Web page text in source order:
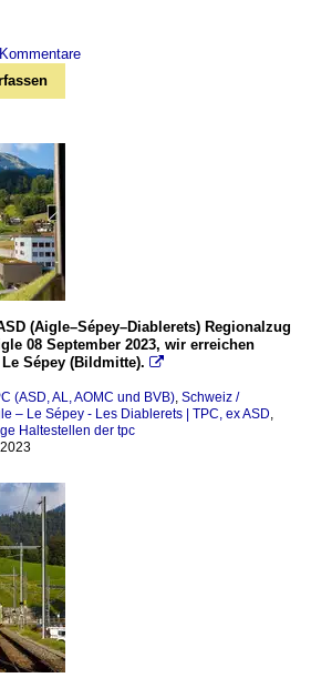
(Aigle–Sépey–Diablerets) Regionalzug
08 September 2023, wir erreichen
Sépey (Bildmitte). 
(ASD, AL, AOMC und BVB), Schweiz /
– Le Sépey - Les Diablerets | TPC, ex ASD,
Haltestellen der tpc